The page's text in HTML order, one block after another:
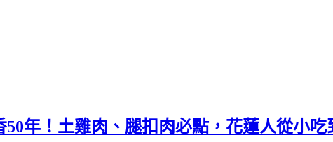
年！土雞肉、腿扣肉必點，花蓮人從小吃